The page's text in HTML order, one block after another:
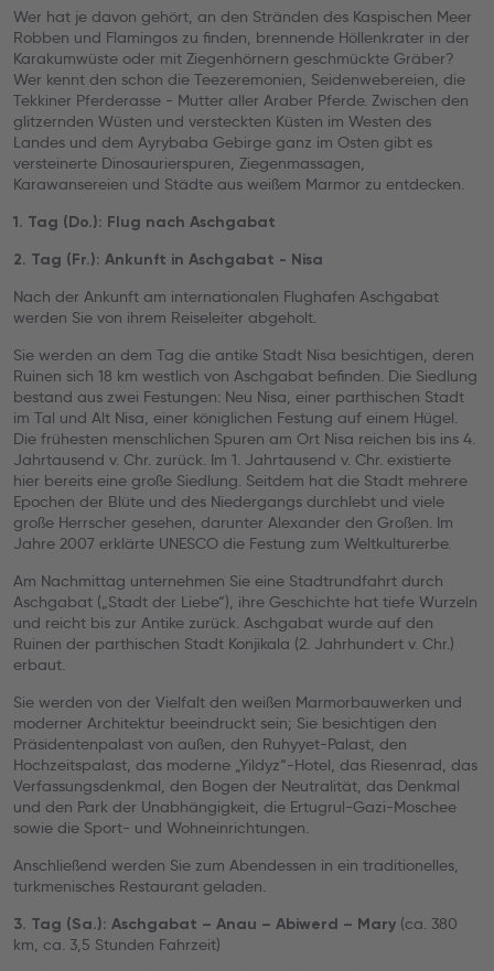
Wer hat je davon gehört, an den Stränden des Kaspischen Meer
Robben und Flamingos zu finden, brennende Höllenkrater in der
Karakumwüste oder mit Ziegenhörnern geschmückte Gräber?
Wer kennt den schon die Teezeremonien, Seidenwebereien, die
Tekkiner Pferderasse - Mutter aller Araber Pferde. Zwischen den
glitzernden Wüsten und versteckten Küsten im Westen des
Landes und dem Ayrybaba Gebirge ganz im Osten gibt es
versteinerte Dinosaurierspuren, Ziegenmassagen,
Karawansereien und Städte aus weißem Marmor zu entdecken.
1. Tag (Do.): Flug nach Aschgabat
2. Tag (Fr.): Ankunft in Aschgabat - Nisa
Nach der Ankunft am internationalen Flughafen Aschgabat
werden Sie von ihrem Reiseleiter abgeholt.
Sie werden an dem Tag die antike Stadt Nisa besichtigen, deren
Ruinen sich 18 km westlich von Aschgabat befinden. Die Siedlung
bestand aus zwei Festungen: Neu Nisa, einer parthischen Stadt
im Tal und Alt Nisa, einer königlichen Festung auf einem Hügel.
Die frühesten menschlichen Spuren am Ort Nisa reichen bis ins 4.
Jahrtausend v. Chr. zurück. Im 1. Jahrtausend v. Chr. existierte
hier bereits eine große Siedlung. Seitdem hat die Stadt mehrere
Epochen der Blüte und des Niedergangs durchlebt und viele
große Herrscher gesehen, darunter Alexander den Großen. Im
Jahre 2007 erklärte UNESCO die Festung zum Weltkulturerbe.
Am Nachmittag unternehmen Sie eine Stadtrundfahrt durch
Aschgabat („Stadt der Liebe“), ihre Geschichte hat tiefe Wurzeln
und reicht bis zur Antike zurück. Aschgabat wurde auf den
Ruinen der parthischen Stadt Konjikala (2. Jahrhundert v. Chr.)
erbaut.
Sie werden von der Vielfalt den weißen Marmorbauwerken und
moderner Architektur beeindruckt sein; Sie besichtigen den
Präsidentenpalast von außen, den Ruhyyet-Palast, den
Hochzeitspalast, das moderne „Yildyz“-Hotel, das Riesenrad, das
Verfassungsdenkmal, den Bogen der Neutralität, das Denkmal
und den Park der Unabhängigkeit, die Ertugrul-Gazi-Moschee
sowie die Sport- und Wohneinrichtungen.
Anschließend werden Sie zum Abendessen in ein traditionelles,
turkmenisches Restaurant geladen.
3. Tag (Sa.): Aschgabat – Anau – Abiwerd – Mary (ca. 380
km, ca. 3,5 Stunden Fahrzeit)